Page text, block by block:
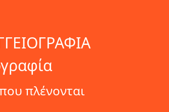
πλένονται